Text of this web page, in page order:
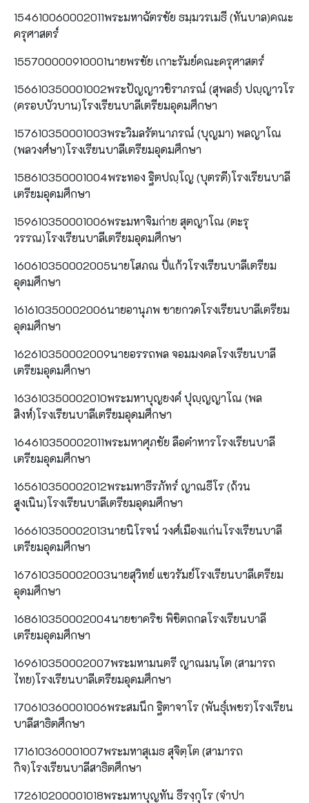
154610060002011พระมหาฉัตรชัย ธมฺมวรเมธี (ทันบาล)คณะ
ครุศาสตร์
155700000910001นายพรชัย เกาะรัมย์คณะครุศาสตร์
156610350001002พระปัญญาวชิราภรณ์ (สุพลธ์) ปญฺญาวโร
(ครอบบัวบาน)โรงเรียนบาลีเตรียมอุดมศึกษา
157610350001003พระวิมลรัตนาภรณ์ (บุญมา) พลญาโณ
(พลวงศ์ษา)โรงเรียนบาลีเตรียมอุดมศึกษา
158610350001004พระทอง ฐิตปญฺโญ (บุตรดี)โรงเรียนบาลี
เตรียมอุดมศึกษา
159610350001006พระมหาจิมก่าย สุตญาโณ (ตะรุ
วรรณ)โรงเรียนบาลีเตรียมอุดมศึกษา
160610350002005นายโสภณ ปี่แก้วโรงเรียนบาลีเตรียม
อุดมศึกษา
161610350002006นายอานุภพ ชายกวดโรงเรียนบาลีเตรียม
อุดมศึกษา
162610350002009นายอรรถพล จอมมงคลโรงเรียนบาลี
เตรียมอุดมศึกษา
163610350002010พระมหาบุญยงค์ ปุญฺญญาโณ (พล
สิงห์)โรงเรียนบาลีเตรียมอุดมศึกษา
164610350002011พระมหาศุภชัย ลือคำหารโรงเรียนบาลี
เตรียมอุดมศึกษา
165610350002012พระมหาธีรภัทร์ ญาณธีโร (ถ้วน
สูงเนิน)โรงเรียนบาลีเตรียมอุดมศึกษา
166610350002013นายนิโรจน์ วงศ์เมืองแก่นโรงเรียนบาลี
เตรียมอุดมศึกษา
167610350002003นายสุวิทย์ แซวรัมย์โรงเรียนบาลีเตรียม
อุดมศึกษา
168610350002004นายชาคริช พิชิตถกลโรงเรียนบาลี
เตรียมอุดมศึกษา
169610350002007พระมหามนตรี ญาณมนฺโต (สามารถ
ไทย)โรงเรียนบาลีเตรียมอุดมศึกษา
170610360001006พระสมนึก ฐิตาจาโร (พันธุ์เพชร)โรงเรียน
บาลีสาธิตศึกษา
171610360001007พระมหาสุเมธ สุจิตฺโต (สามารถ
กิจ)โรงเรียนบาลีสาธิตศึกษา
172610200001018พระมหาบุญทัน ธีรงฺกุโร (จำปา